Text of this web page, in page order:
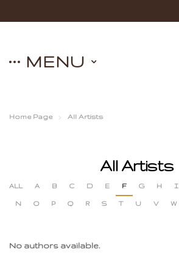
MENU
Home Page All Artists
All Artists
ALL A B C D E F G H I
N O P Q R S T U V W
No authors available.